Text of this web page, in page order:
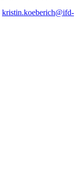
kristin.koeberich@ifd-